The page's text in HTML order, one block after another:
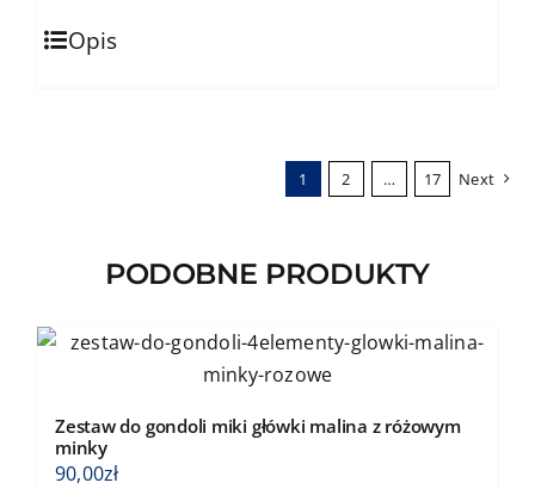
Ten
produkt
produktu
Opis
1 2 … 17 Next
PODOBNE PRODUKTY
Zestaw do gondoli miki główki malina z różowym
minky
90,00zł